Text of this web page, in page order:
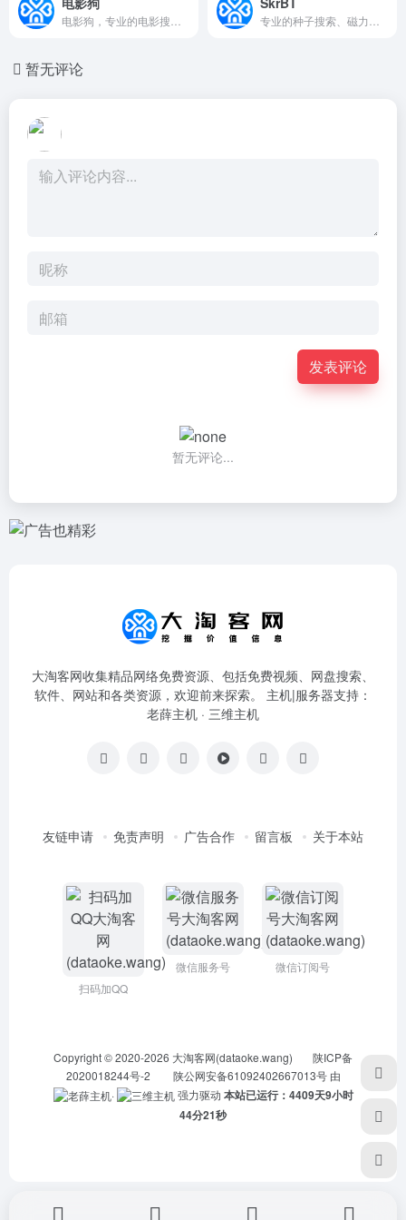
暂无评论
发表评论
暂无评论...
大淘客网收集精品网络免费资源、包括免费视频、网盘搜索、
软件、网站和各类资源，欢迎前来探索。 主机|服务器支持：
老薛主机 · 三维主机
友链申请 免责声明 广告合作 留言板 关于本站
扫码加QQ
微信服务号 微信订阅号
Copyright © 2020-2026 大淘客网(dataoke.wang)
陕ICP备
2020018244号-2
陕公网安备61092402667013号由
·
强力驱动 本站已运行：4409天9小时
44分21秒